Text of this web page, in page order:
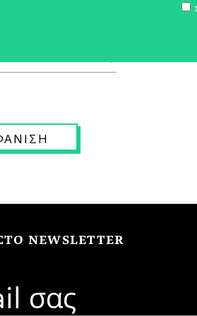
NEWSLETTER